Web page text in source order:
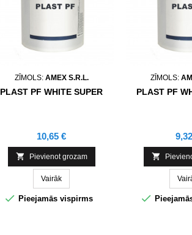
ZĪMOLS: AMEX S.R.L.
PLAST PF WHITE SUPER
Cena
10,65 €
 Pievienot grozam
Vairāk
 Pieejamās vispirms
ZĪMOLS:
PLAST PF

